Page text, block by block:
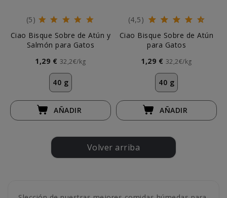
(5)
Ciao Bisque Sobre de Atún y
Salmón para Gatos
1,29 € 32,2€/kg
40 g
AÑADIR
(4,5)
Ciao Bisque Sobre de Atún
para Gatos
1,29 € 32,2€/kg
40 g
AÑADIR
Volver arriba